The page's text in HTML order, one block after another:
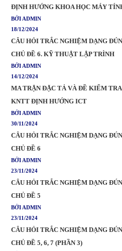
ĐỊNH HƯỚNG KHOA HỌC MÁY
BỞI ADMIN
18/12/2024
CÂU HỎI TRẮC NGHIỆM DẠNG
CHỦ ĐỀ 6. KỸ THUẬT LẬP TRÌNH
BỞI ADMIN
14/12/2024
MA TRẬN ĐẶC TẢ VÀ ĐỀ KIỂM
KNTT ĐỊNH HƯỚNG ICT
BỞI ADMIN
30/11/2024
CÂU HỎI TRẮC NGHIỆM DẠNG
CHỦ ĐỀ 6
BỞI ADMIN
23/11/2024
CÂU HỎI TRẮC NGHIỆM DẠNG
CHỦ ĐỀ 5
BỞI ADMIN
23/11/2024
CÂU HỎI TRẮC NGHIỆM DẠNG
CHỦ ĐỀ 5, 6, 7 (PHẦN 3)